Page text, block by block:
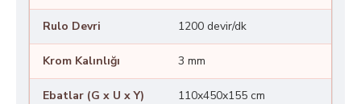
Rulo Devri 1200 devir/dk
Krom Kalınlığı 3 mm
Ebatlar (G x U x Y) 110x450x155 cm